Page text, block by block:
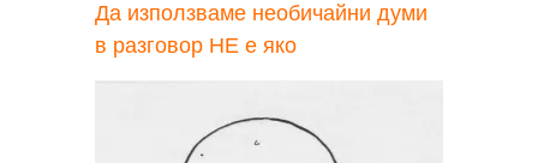
Да използваме необичайни думи
в разговор НЕ е яко